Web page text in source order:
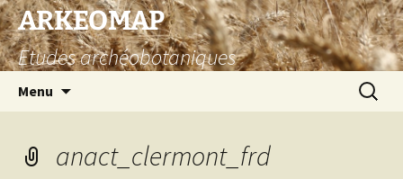
Aller
au
contenu
ARKEOMAP
Etudes archéobotaniques
Menu
anact_clermont_frd